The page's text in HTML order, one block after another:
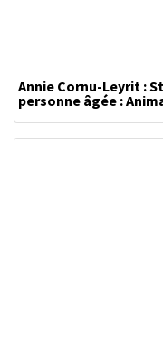
Annie Cornu-Leyrit :
personne âgée :